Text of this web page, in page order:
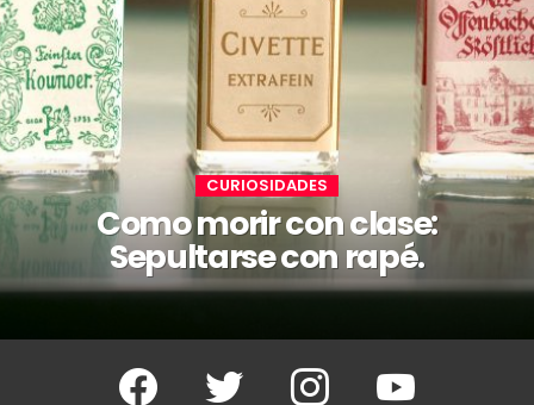
CURIOSIDADES
Como morir con clase:
Sepultarse con rapé.
Facebook Twitter Instagram Youtube